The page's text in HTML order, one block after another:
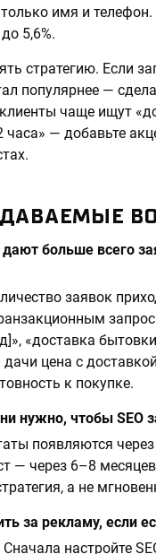
имя и
5,6%.
стратегию. Если
популярнее —
чаще ищут
часа» — добавьте
больше всего
заявок
«доставка
дачи цена с
к покупке.
нужно, чтобы SEO
появляются
— через 6–8
а не
за рекламу, если
настройте